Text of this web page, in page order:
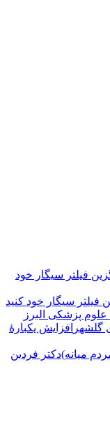
فیلتر سیگار خود کنید
علوم پزشکی البرز
افزایش یکبارۀ
دكتر فردين